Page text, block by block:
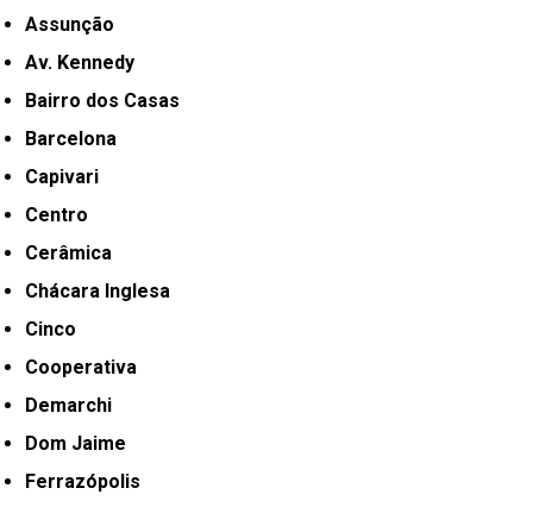
Assunção
Av. Kennedy
Bairro dos Casas
Barcelona
Capivari
Centro
Cerâmica
Chácara Inglesa
Cinco
Cooperativa
Demarchi
Dom Jaime
Ferrazópolis